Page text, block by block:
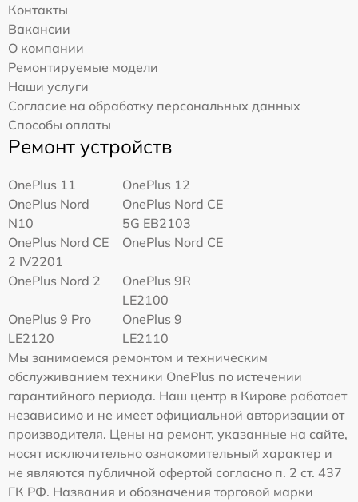
Контакты
Вакансии
О компании
Ремонтируемые модели
Наши услуги
Согласие на обработку персональных данных
Способы оплаты
Ремонт устройств
OnePlus 11
OnePlus 12
OnePlus Nord
N10
OnePlus Nord CE
5G EB2103
OnePlus Nord CE
2 IV2201
OnePlus Nord CE
OnePlus Nord 2
OnePlus 9R
LE2100
OnePlus 9 Pro
LE2120
OnePlus 9
LE2110
Мы занимаемся ремонтом и техническим
обслуживанием техники OnePlus по истечении
гарантийного периода. Наш центр в Кирове работает
независимо и не имеет официальной авторизации от
производителя. Цены на ремонт, указанные на сайте,
носят исключительно ознакомительный характер и
не являются публичной офертой согласно п. 2 ст. 437
ГК РФ. Названия и обозначения торговой марки